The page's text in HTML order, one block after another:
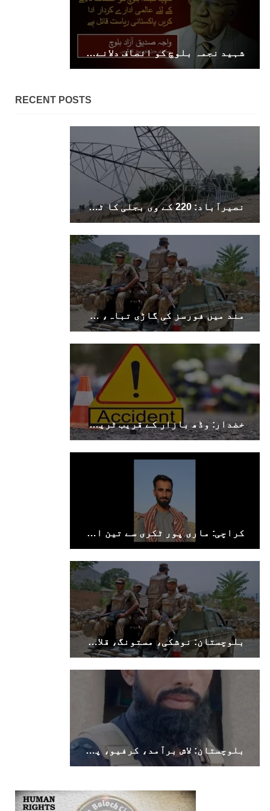
شہید نجمہ بلوچ کو انصاف دلانے کے لئے عالمی ادارے کردار ادا کریں پاکستانی ریاست قاتل ہے ۔ واجہ صدیق آزاد بلوچ
RECENT POSTS
نصیرآباد: 220 کے وی بجلی کا ٹاور دھماکے سے تباہ، مختلف علاقوں کی بجلی معطل
مند میں فورسز کی گاڑی تباہ، سوراب میں کوئٹہ–کراچی شاہراہ کا پل دھماکے سے تباہ
خضدار: وڈھ بازار کے قریب ٹریفک حادثے میں 4 افراد جاں بحق، 3 زخمی
کراچی: ماری پور ٹکری سے تین افراد جبری لاپتہ
بلوچستان: نوشکی، مستونگ، قلات، سوراب اور خضدار میں کرفیو نافذ
بلوچستان: لاش برآمد، کرفیو، پولیس اہلکار ہلاک